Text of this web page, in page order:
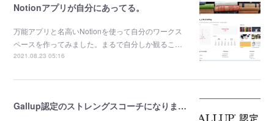
Notionアプリが自分にあってる。
万能アプリと名高いNotionを使って自分のワークス
ペースを作ってみました。まるで自分しか観るこ…
2021.08.23 05:16
Gallup認定のストレングスコーチになりました。